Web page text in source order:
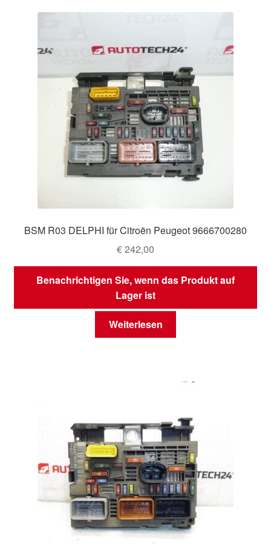
BSM R03 DELPHI für Citroën Peugeot 9666700280
€242,00
Benachrichtigen Sie, wenn das Produkt auf
Lager ist
Weiterlesen